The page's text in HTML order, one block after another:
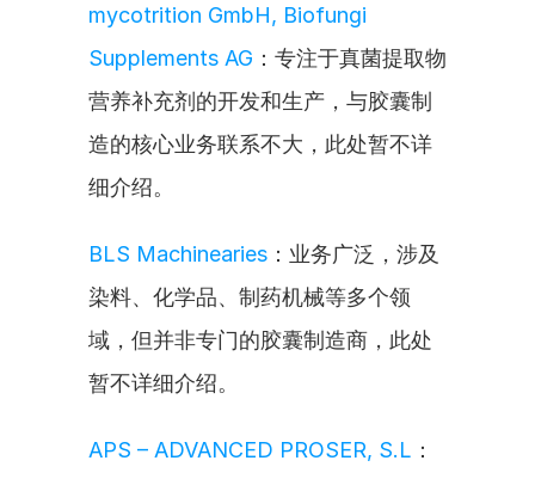
mycotrition GmbH, Biofungi
Supplements AG ：专注于真菌提取物
营养补充剂的开发和生产，与胶囊制
造的核心业务联系不大，此处暂不详
细介绍。
BLS Machinearies ：业务广泛，涉及
染料、化学品、制药机械等多个领
域，但并非专门的胶囊制造商，此处
暂不详细介绍。
APS – ADVANCED PROSER, S.L ：